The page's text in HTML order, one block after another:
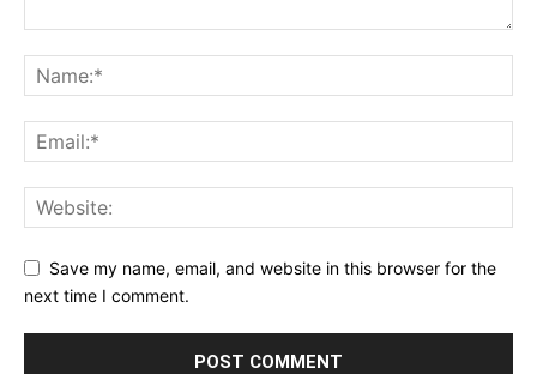
Save my name, email, and website in this browser for the
next time I comment.